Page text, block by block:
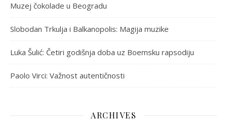
Muzej čokolade u Beogradu
Slobodan Trkulja i Balkanopolis: Magija muzike
Luka Šulić: Četiri godišnja doba uz Boemsku rapsodiju
Paolo Virci: Važnost autentičnosti
ARCHIVES